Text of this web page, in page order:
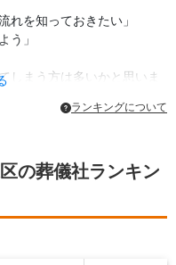
れを知っておきたい」
う」
しまう方は多いかと思いま
けたりすることは避けたい
ありませんし、他の宗派と
について解説します。
みてください。
ランキングについて
の葬儀社ランキン